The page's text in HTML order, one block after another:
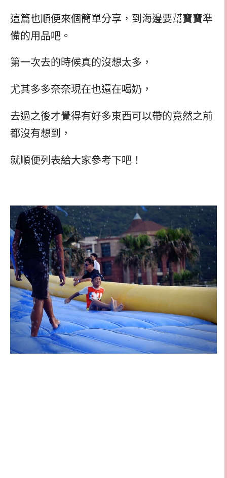
這篇也順便來個簡單分享，到海邊要幫寶寶準
備的用品吧。
第一次去的時候真的沒想太多，
尤其多多奈奈現在也還在喝奶，
去過之後才覺得有好多東西可以帶的竟然之前
都沒有想到，
就順便列表給大家參考下吧！